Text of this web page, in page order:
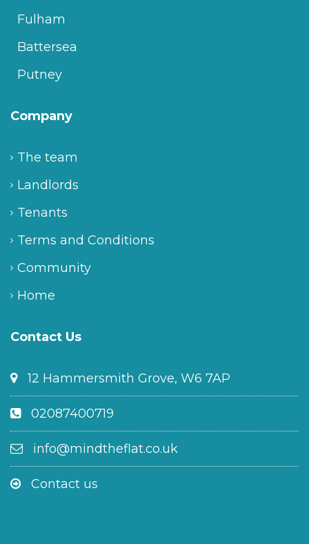
Fulham
Battersea
Putney
Company
The team
Landlords
Tenants
Terms and Conditions
Community
Home
Contact Us
12 Hammersmith Grove, W6 7AP
02087400719
info@mindtheflat.co.uk
Contact us